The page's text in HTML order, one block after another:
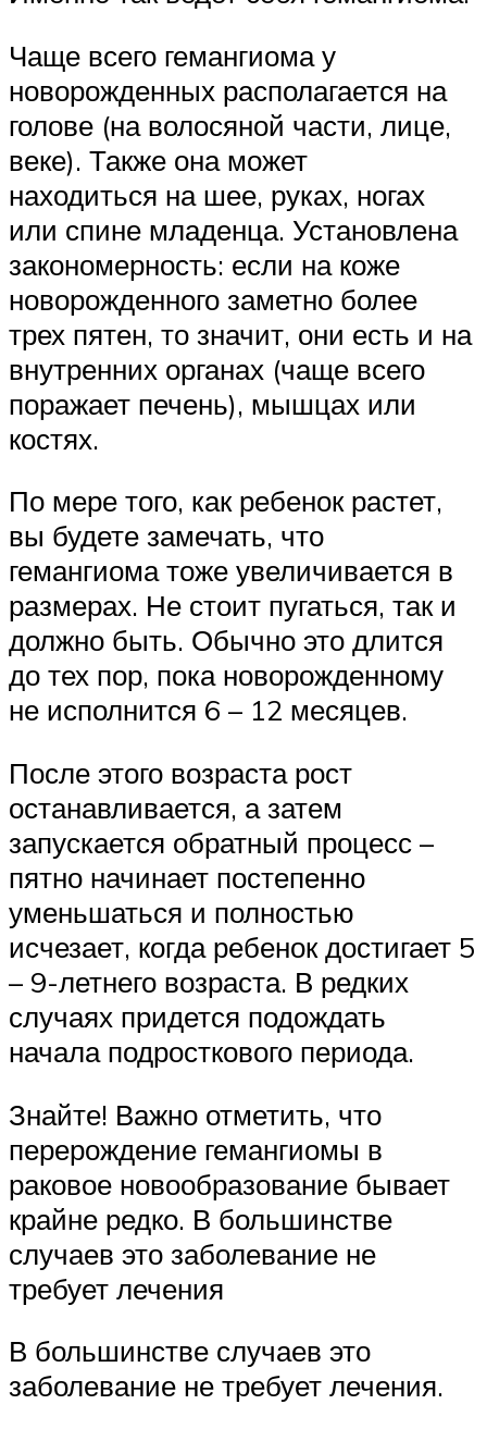
Чаще всего гемангиома у
новорожденных располагается на
голове (на волосяной части, лице,
веке). Также она может
находиться на шее, руках, ногах
или спине младенца. Установлена
закономерность: если на коже
новорожденного заметно более
трех пятен, то значит, они есть и на
внутренних органах (чаще всего
поражает печень), мышцах или
костях.
По мере того, как ребенок растет,
вы будете замечать, что
гемангиома тоже увеличивается в
размерах. Не стоит пугаться, так и
должно быть. Обычно это длится
до тех пор, пока новорожденному
не исполнится 6 – 12 месяцев.
После этого возраста рост
останавливается, а затем
запускается обратный процесс –
пятно начинает постепенно
уменьшаться и полностью
исчезает, когда ребенок достигает 5
– 9-летнего возраста. В редких
случаях придется подождать
начала подросткового периода.
Знайте! Важно отметить, что
перерождение гемангиомы в
раковое новообразование бывает
крайне редко. В большинстве
случаев это заболевание не
требует лечения
В большинстве случаев это
заболевание не требует лечения.